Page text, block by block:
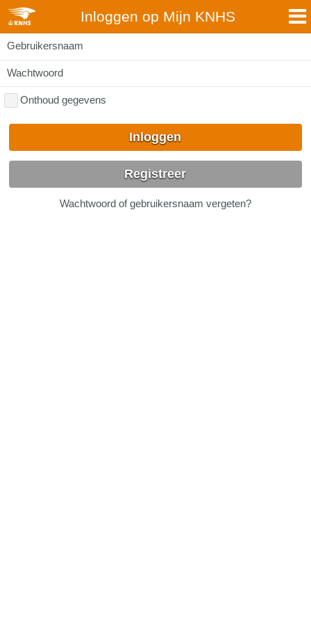
Inloggen op Mijn KNHS
Gebruikersnaam
Wachtwoord
Onthoud gegevens
Inloggen
Registreer
Wachtwoord of gebruikersnaam vergeten?